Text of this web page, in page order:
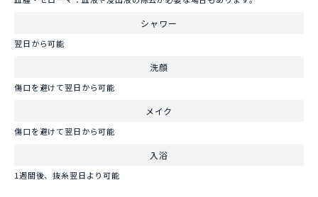
シャワー
翌日から可能
洗顔
傷口を避けて翌日から可能
メイク
傷口を避けて翌日から可能
入浴
1週間後、抜糸翌日より可能